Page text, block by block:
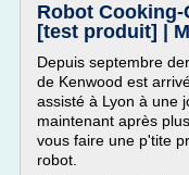
Robot Cooking-
[test produit] |
Depuis septembre
de Kenwood est
assisté à Lyon à une
maintenant après
vous faire une p'tite
robot.